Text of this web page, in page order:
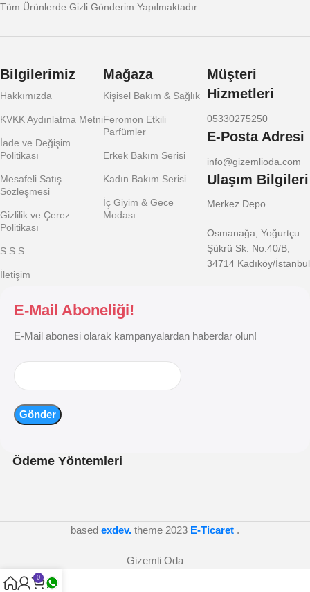
Tüm Ürünlerde Gizli Gönderim Yapılmaktadır
Bilgilerimiz
Hakkımızda
KVKK Aydınlatma Metni
İade ve Değişim
Politikası
Mesafeli Satış
Sözleşmesi
Gizlilik ve Çerez
Politikası
S.S.S
İletişim
Mağaza
Kişisel Bakım & Sağlık
Feromon Etkili
Parfümler
Erkek Bakım Serisi
Kadın Bakım Serisi
İç Giyim & Gece
Modası
Müşteri
Hizmetleri
05330275250
E-Posta Adresi
info@gizemlioda.com
Ulaşım Bilgileri
Merkez Depo
Osmanağa, Yoğurtçu
Şükrü Sk. No:40/B,
34714 Kadıköy/İstanbul
E-Mail Aboneliği!
E-Mail abonesi olarak kampanyalardan haberdar olun!
Ödeme Yöntemleri
based exdev. theme 2023 E-Ticaret .
Gizemli Oda
0